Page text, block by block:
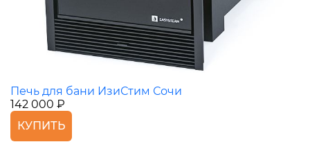
Печь для бани ИзиСтим Сочи
142 000 ₽
КУПИТЬ